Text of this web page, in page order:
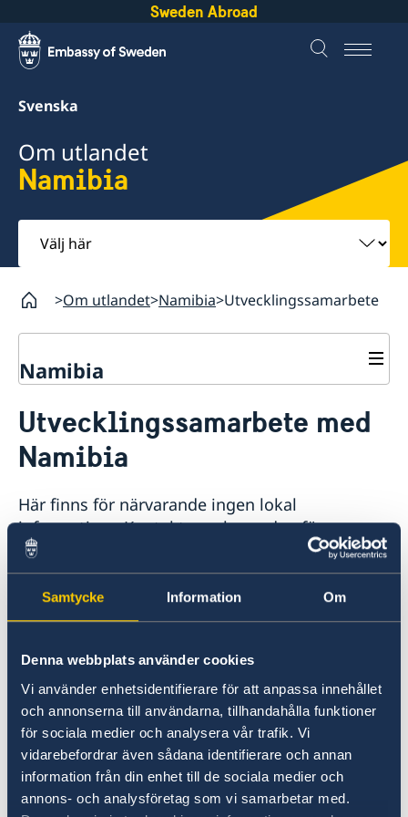
Samtycke Information Om
Denna webbplats använder cookies
Vi använder enhetsidentifierare för att anpassa innehållet
och annonserna till användarna, tillhandahålla funktioner
för sociala medier och analysera vår trafik. Vi
vidarebefordrar även sådana identifierare och annan
information från din enhet till de sociala medier och
annons- och analysföretag som vi samarbetar med.
Sweden Abroad
Svenska
Om utlandet
Namibia
Välj
här
Om utlandet Namibia Utvecklingssamarbete
Namibia
Hjälp till svenskar i Namibia
Rösta i Namibia
Pass utomlands
Akut hjälp
Reseinformation
Aktuella händelser
Allmänna säkerhetsläget
Terrorism
Naturförhållanden och katastrofer
In- och utresebestämmelser
Kriminalitet och personlig säkerhet
Trafiksäkerhet
Resa i landet
Om Namibia
Inför resan
Programöversikt Namibia
Openaid
Service för svenska företag
Handel med Namibia
Utvecklingssamarbete med
Namibia
Här finns för närvarande ingen lokal
information. Kontakta ambassaden för
information om eventuella lokala villkor. Länk
till ambassaden hittar du längst ned på sidan.
Målet för svenskt bistånd är att skapa
förutsättningar för bättre levnadsvillkor för
människor som lever i fattigdom och förtryck.
Alla som bor i Sverige och betalar skatt är med
och bidrar.